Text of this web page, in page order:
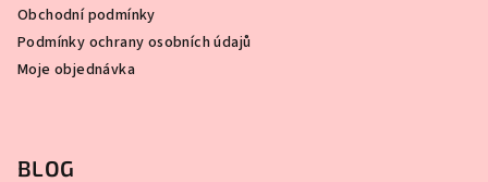
Obchodní podmínky
Podmínky ochrany osobních údajů
Moje objednávka
BLOG